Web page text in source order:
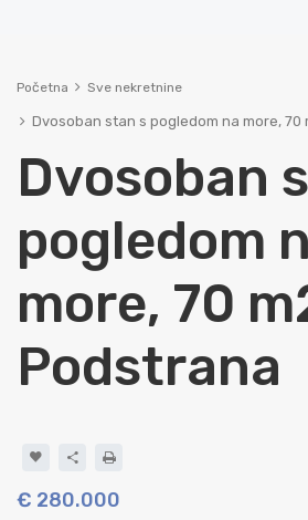
Početna Sve nekretnine
Dvosoban stan s pogledom na more, 70
Dvosoban
pogledom
more, 70
Podstrana
€ 280.000